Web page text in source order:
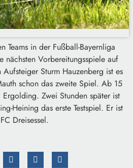
Teams in der Fußball-Bayernliga
nächsten Vorbereitungsspiele auf
Sturm Hauzenberg ist es
schon das zweite Spiel. Ab 15
Zwei Stunden später ist
Heining das erste Testspiel. Er ist
Dreisessel.